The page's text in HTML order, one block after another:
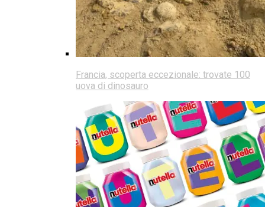
Francia, scoperta eccezionale: trovate 100
uova di dinosauro